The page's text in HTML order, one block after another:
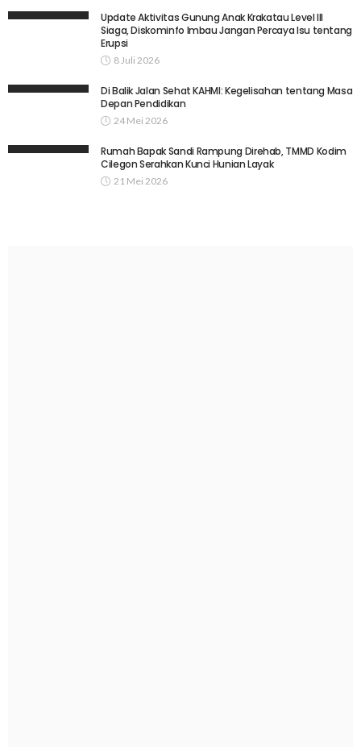
Update Aktivitas Gunung Anak Krakatau Level III
Siaga, Diskominfo Imbau Jangan Percaya Isu tentang
Erupsi
8 Juli 2026
Di Balik Jalan Sehat KAHMI: Kegelisahan tentang Masa
Depan Pendidikan
24 Mei 2026
Rumah Bapak Sandi Rampung Direhab, TMMD Kodim
Cilegon Serahkan Kunci Hunian Layak
21 Mei 2026